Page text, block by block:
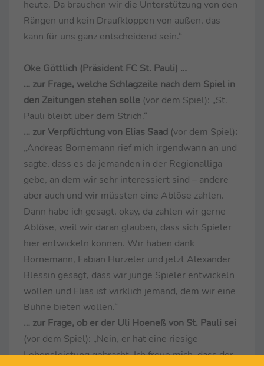
heute. Da brauchen wir die Unterstützung von den
Rängen und kein Draufkloppen von außen, das
kann für uns ganz entscheidend sein.“
Oke Göttlich (Präsident FC St. Pauli) …
… zur Frage, welche Schlagzeile nach dem Spiel in
den Zeitungen stehen solle (vor dem Spiel): „St.
Pauli bleibt über dem Strich.“
… zur Verpflichtung von Elias Saad (vor dem Spiel):
„Andreas Bornemann rief mich irgendwann an und
sagte, dass es da jemanden in der Regionalliga
gebe, an dem wir sehr interessiert sind – andere
aber auch und wir müssten eine Ablöse zahlen.
Dann habe ich gesagt, okay, da zahlen wir gerne
Ablöse, weil wir daran glauben, dass sich Spieler
hier entwickeln können. Wir haben dank
Bornemann, Fabian Hürzeler und jetzt Alexander
Blessin gesagt, dass wir junge Spieler entwickeln
wollen und Elias ist wirklich jemand, dem wir eine
Bühne bieten wollen.“
… zur Frage, ob er der Uli Hoeneß von St. Pauli sei
(vor dem Spiel): „Nein, er hat eine riesige
Lebensleistung gebracht. Ich freue mich, dass der